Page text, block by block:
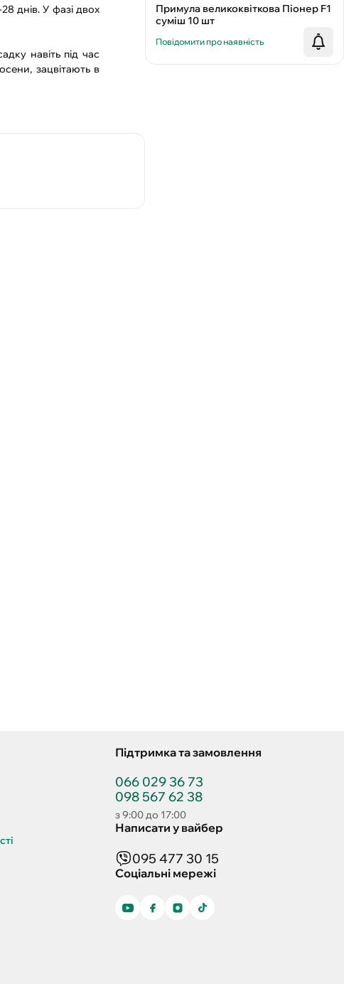
днів. У фазі двох
навіть під час
зацвітають в
Примула великоквіткова Піонер F1
суміш 10 шт
Повідомити про наявність
Підтримка та замовлення
066 029 36 73
098 567 62 38
з 9:00 до 17:00
Написати у вайбер
095 477 30 15
Соціальні мережі